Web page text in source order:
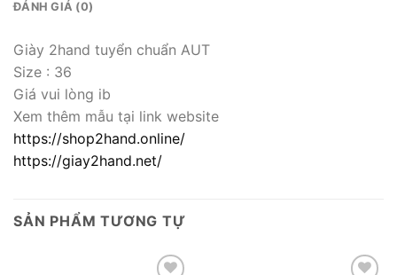
ĐÁNH GIÁ (0)
Giày 2hand tuyển chuẩn AUT
Size : 36
Giá vui lòng ib
Xem thêm mẫu tại link website
https://shop2hand.online/
https://giay2hand.net/
SẢN PHẨM TƯƠNG TỰ